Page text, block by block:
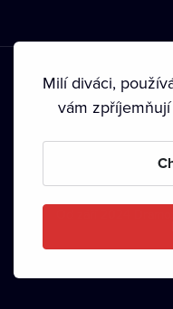
Podmínky používání •
•
Milí diváci,
vám